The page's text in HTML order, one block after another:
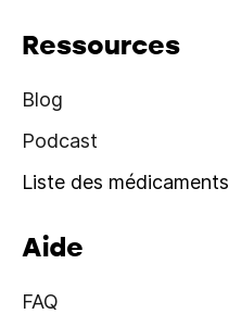
Ressources
Blog
Podcast
Liste des médicaments
Aide
FAQ